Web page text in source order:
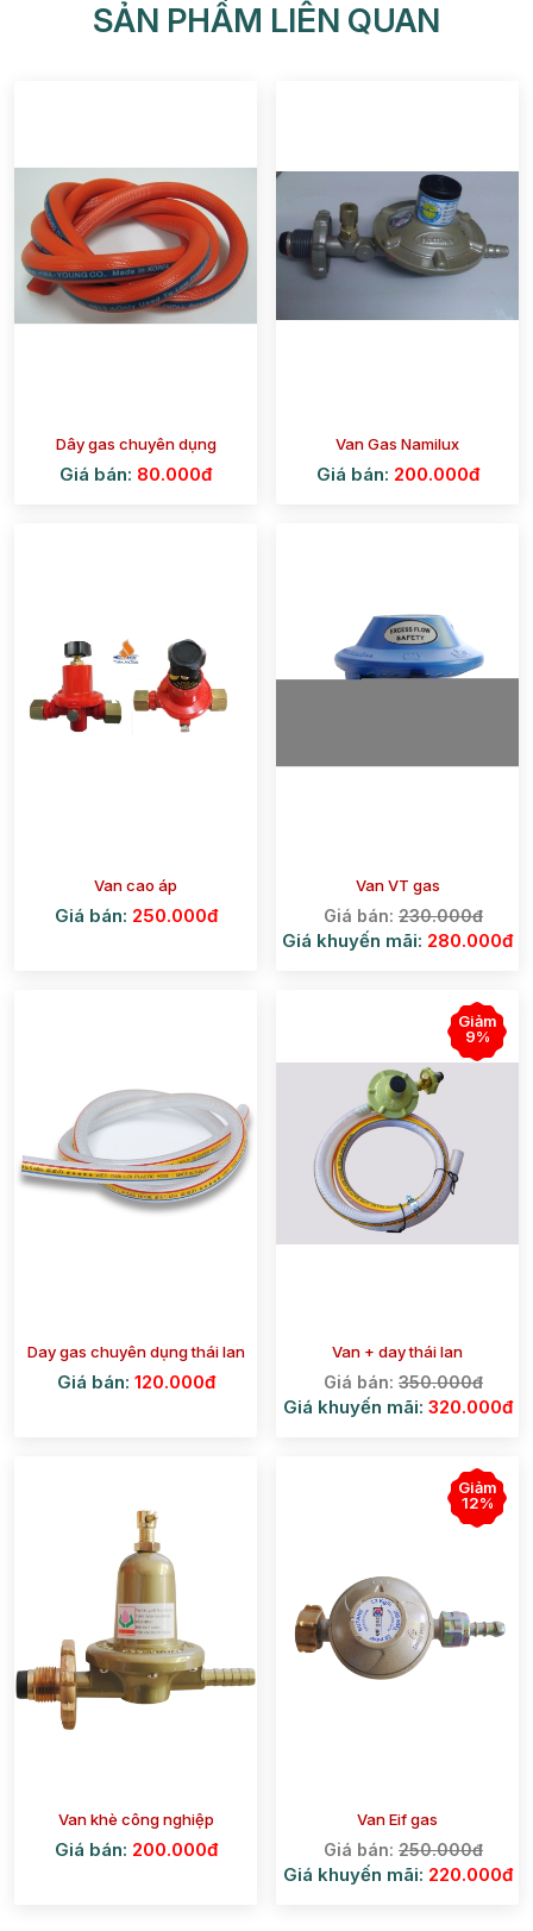
SẢN PHẨM LIÊN QUAN
Dây gas chuyên dụng
Giá bán: 80.000đ
Van Gas Namilux
Giá bán: 200.000đ
Van cao áp
Giá bán: 250.000đ
Van VT gas
Giá bán: 230.000đ
Giá khuyến mãi: 280.000đ
Day gas chuyên dụng thái lan
Giá bán: 120.000đ
Giảm
9%
Van + day thái lan
Giá bán: 350.000đ
Giá khuyến mãi: 320.000đ
Van khè công nghiệp
Giá bán: 200.000đ
Giảm
12%
Van Eif gas
Giá bán: 250.000đ
Giá khuyến mãi: 220.000đ